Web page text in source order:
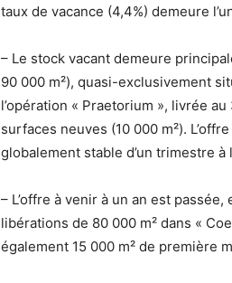
taux de vacance (4,4%) demeure
– Le stock vacant demeure
90 000 m²), quasi-exclusivement
l’opération « Praetorium », livrée
surfaces neuves (10 000 m²).
globalement stable d’un trimestre
– L’offre à venir à un an est
libérations de 80 000 m² dans «
également 15 000 m² de première